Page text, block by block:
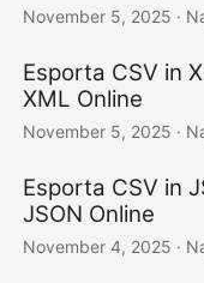
November 5, 2025 ·
Esporta CSV in
XML Online
November 5, 2025 ·
Esporta CSV in
JSON Online
November 4, 2025 ·